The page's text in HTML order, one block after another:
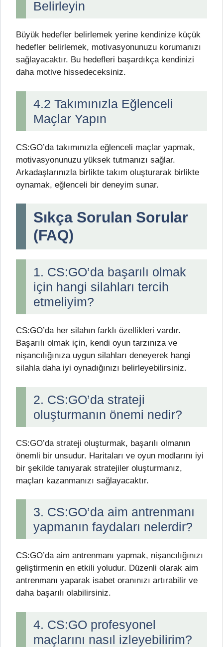
Belirleyin
Büyük hedefler belirlemek yerine kendinize küçük
hedefler belirlemek, motivasyonunuzu korumanızı
sağlayacaktır. Bu hedefleri başardıkça kendinizi
daha motive hissedeceksiniz.
4.2 Takımınızla Eğlenceli
Maçlar Yapın
CS:GO’da takımınızla eğlenceli maçlar yapmak,
motivasyonunuzu yüksek tutmanızı sağlar.
Arkadaşlarınızla birlikte takım oluşturarak birlikte
oynamak, eğlenceli bir deneyim sunar.
Sıkça Sorulan Sorular
(FAQ)
1. CS:GO’da başarılı olmak
için hangi silahları tercih
etmeliyim?
CS:GO’da her silahın farklı özellikleri vardır.
Başarılı olmak için, kendi oyun tarzınıza ve
nişancılığınıza uygun silahları deneyerek hangi
silahla daha iyi oynadığınızı belirleyebilirsiniz.
2. CS:GO’da strateji
oluşturmanın önemi nedir?
CS:GO’da strateji oluşturmak, başarılı olmanın
önemli bir unsudur. Haritaları ve oyun modlarını iyi
bir şekilde tanıyarak stratejiler oluşturmanız,
maçları kazanmanızı sağlayacaktır.
3. CS:GO’da aim antrenmanı
yapmanın faydaları nelerdir?
CS:GO’da aim antrenmanı yapmak, nişancılığınızı
geliştirmenin en etkili yoludur. Düzenli olarak aim
antrenmanı yaparak isabet oranınızı artırabilir ve
daha başarılı olabilirsiniz.
4. CS:GO profesyonel
maçlarını nasıl izleyebilirim?